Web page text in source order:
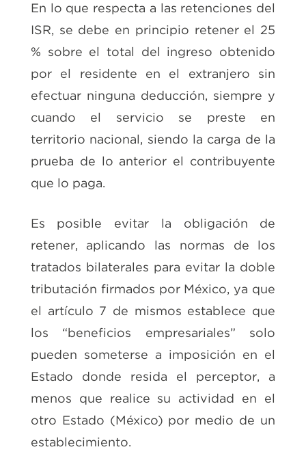
En lo que respecta a las retenciones del
ISR, se debe en principio retener el 25
% sobre el total del ingreso obtenido
por el residente en el extranjero sin
efectuar ninguna deducción, siempre y
cuando el servicio se preste en
territorio nacional, siendo la carga de la
prueba de lo anterior el contribuyente
que lo paga.
Es posible evitar la obligación de
retener, aplicando las normas de los
tratados bilaterales para evitar la doble
tributación firmados por México, ya que
el artículo 7 de mismos establece que
los “beneficios empresariales” solo
pueden someterse a imposición en el
Estado donde resida el perceptor, a
menos que realice su actividad en el
otro Estado (México) por medio de un
establecimiento.